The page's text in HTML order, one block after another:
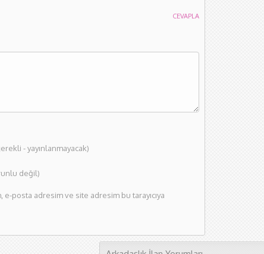
CEVAPLA
- yayınlanmayacak)
değil)
e-posta adresim ve site adresim bu tarayıcıya